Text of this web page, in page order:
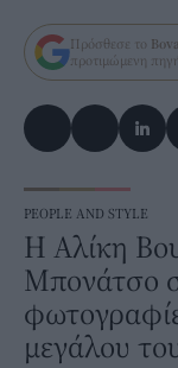
Πρόσθεσε το
προτιμώμενη
PEOPLE AND STYLE
Η Αλίκη
Μπονάτσο
μεγάλου